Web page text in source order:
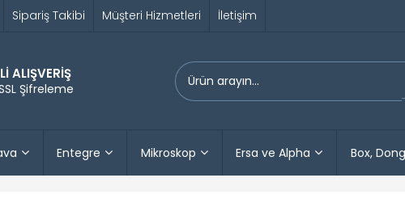
Sipariş Takibi Müşteri Hizmetleri İletişim
ALIŞVERİŞ
Şifreleme
Entegre Mikroskop Ersa ve Alpha Box,